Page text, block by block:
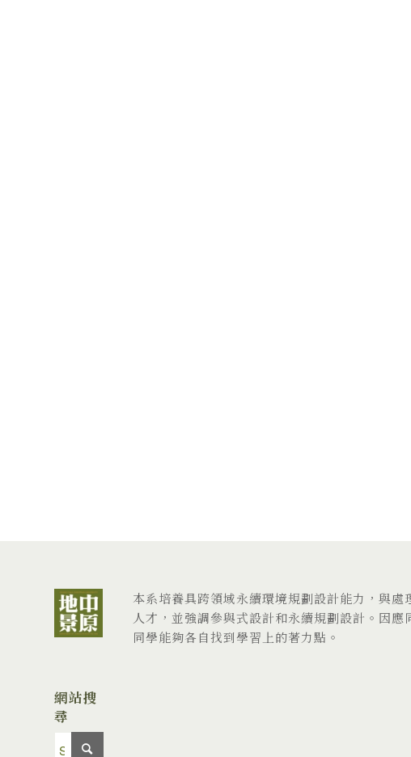
網站搜
尋
本系培養具跨領域永續環境規劃設計能力，與
人才，並強調參與式設計和永續規劃設計。因
同學能夠各自找到學習上的著力點。